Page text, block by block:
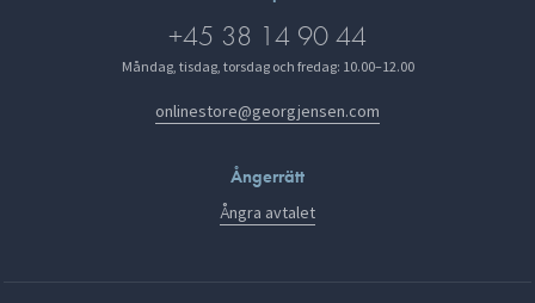
+45 38 14 90 44
Måndag, tisdag, torsdag och fredag: 10.00–12.00
onlinestore@georgjensen.com
Ångerrätt
Ångra avtalet